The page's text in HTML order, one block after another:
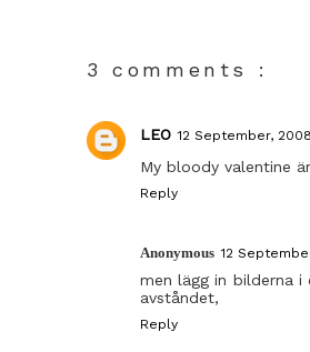
3 comments :
LEO 12 September,
My bloody valentine
Reply
Anonymous 12
men lägg in bilderna
avståndet,
Reply